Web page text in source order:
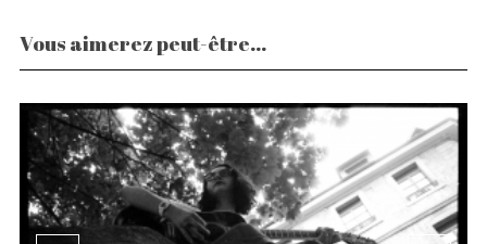
Vous aimerez peut-être...